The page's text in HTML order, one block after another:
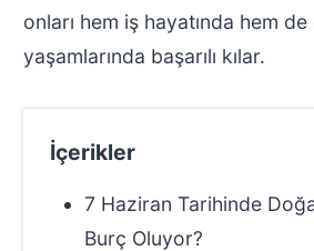
onları hem iş hayatında hem de
yaşamlarında başarılı kılar.
İçerikler
7 Haziran Tarihinde
Burç Oluyor?